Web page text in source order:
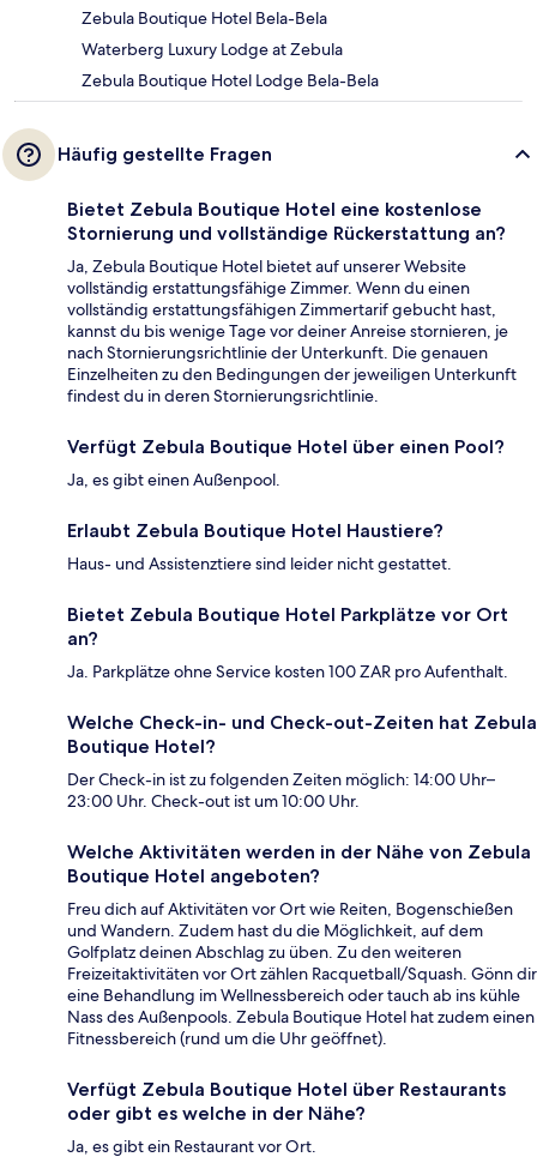
Zebula Boutique Hotel Bela-Bela
Waterberg Luxury Lodge at Zebula
Zebula Boutique Hotel Lodge Bela-Bela
Häufig gestellte Fragen
Bietet Zebula Boutique Hotel eine kostenlose
Stornierung und vollständige Rückerstattung an?
Ja, Zebula Boutique Hotel bietet auf unserer Website
vollständig erstattungsfähige Zimmer. Wenn du einen
vollständig erstattungsfähigen Zimmertarif gebucht hast,
kannst du bis wenige Tage vor deiner Anreise stornieren, je
nach Stornierungsrichtlinie der Unterkunft. Die genauen
Einzelheiten zu den Bedingungen der jeweiligen Unterkunft
findest du in deren Stornierungsrichtlinie.
Verfügt Zebula Boutique Hotel über einen Pool?
Ja, es gibt einen Außenpool.
Erlaubt Zebula Boutique Hotel Haustiere?
Haus- und Assistenztiere sind leider nicht gestattet.
Bietet Zebula Boutique Hotel Parkplätze vor Ort
an?
Ja. Parkplätze ohne Service kosten 100 ZAR pro Aufenthalt.
Welche Check-in- und Check-out-Zeiten hat Zebula
Boutique Hotel?
Der Check-in ist zu folgenden Zeiten möglich: 14:00 Uhr–
23:00 Uhr. Check-out ist um 10:00 Uhr.
Welche Aktivitäten werden in der Nähe von Zebula
Boutique Hotel angeboten?
Freu dich auf Aktivitäten vor Ort wie Reiten, Bogenschießen
und Wandern. Zudem hast du die Möglichkeit, auf dem
Golfplatz deinen Abschlag zu üben. Zu den weiteren
Freizeitaktivitäten vor Ort zählen Racquetball/Squash. Gönn dir
eine Behandlung im Wellnessbereich oder tauch ab ins kühle
Nass des Außenpools. Zebula Boutique Hotel hat zudem einen
Fitnessbereich (rund um die Uhr geöffnet).
Verfügt Zebula Boutique Hotel über Restaurants
oder gibt es welche in der Nähe?
Ja, es gibt ein Restaurant vor Ort.